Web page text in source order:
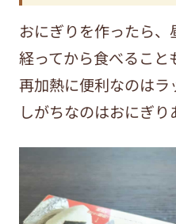
おにぎりを作ったら
経ってから食べるこ
再加熱に便利なのはラ
しがちなのはおにぎり